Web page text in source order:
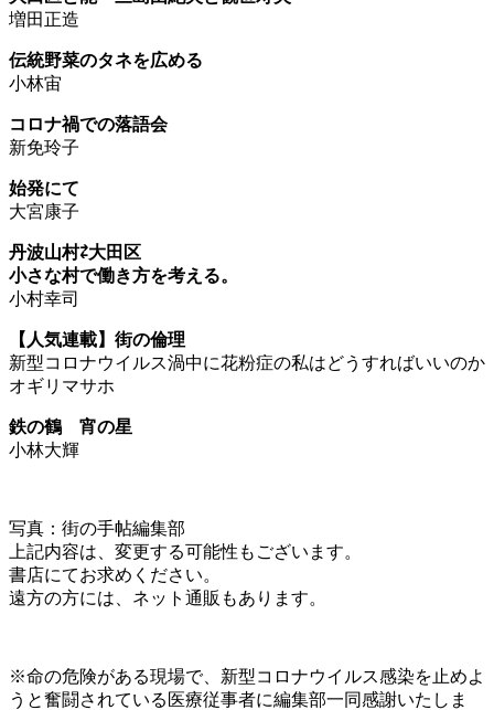
増田正造
伝統野菜のタネを広める
小林宙
コロナ禍での落語会
新免玲子
始発にて
大宮康子
丹波山村⇄大田区
小さな村で働き方を考える。
小村幸司
【人気連載】街の倫理
新型コロナウイルス渦中に花粉症の私はどうすればいいのか
オギリマサホ
鉄の鶴 宵の星
小林大輝
写真：街の手帖編集部
上記内容は、変更する可能性もございます。
書店にてお求めください。
遠方の方には、ネット通販もあります。
※命の危険がある現場で、新型コロナウイルス感染を止めよ
うと奮闘されている医療従事者に編集部一同感謝いたしま